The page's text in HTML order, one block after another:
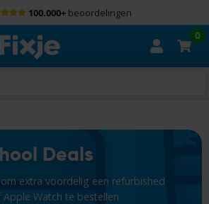
100.000+ beoordelingen
0
Deals
extra voordelig een refurbished
Watch te bestellen.